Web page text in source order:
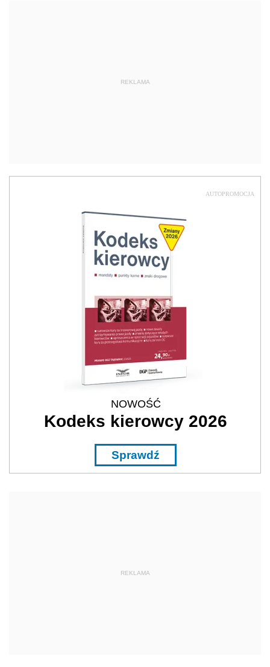
REKLAMA
AUTOPROMOCJA
NOWOŚĆ
Kodeks kierowcy 2026
Sprawdź
REKLAMA